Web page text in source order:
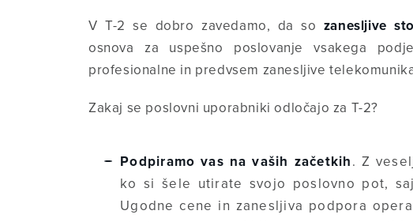
V T-2 se dobro zavedamo, da so zanesljive
osnova za uspešno poslovanje vsakega
profesionalne in predvsem zanesljive
Zakaj se poslovni uporabniki odločajo za T-2?
Podpiramo vas na vaših začetkih. Z
ko si šele utirate svojo poslovno pot,
Ugodne cene in zanesljiva podpora